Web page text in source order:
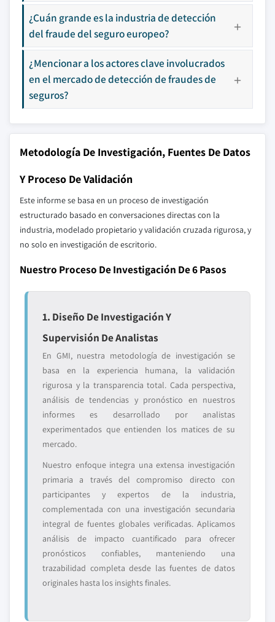
¿Cuán grande es la industria de detección
del fraude del seguro europeo?
¿Mencionar a los actores clave involucrados
en el mercado de detección de fraudes de
seguros?
Metodología De Investigación, Fuentes De Datos
Y Proceso De Validación
Este informe se basa en un proceso de investigación
estructurado basado en conversaciones directas con la
industria, modelado propietario y validación cruzada rigurosa, y
no solo en investigación de escritorio.
Nuestro Proceso De Investigación De 6 Pasos
1. Diseño De Investigación Y
Supervisión De Analistas
En GMI, nuestra metodología de investigación se
basa en la experiencia humana, la validación
rigurosa y la transparencia total. Cada perspectiva,
análisis de tendencias y pronóstico en nuestros
informes es desarrollado por analistas
experimentados que entienden los matices de su
mercado.
Nuestro enfoque integra una extensa investigación
primaria a través del compromiso directo con
participantes y expertos de la industria,
complementada con una investigación secundaria
integral de fuentes globales verificadas. Aplicamos
análisis de impacto cuantificado para ofrecer
pronósticos confiables, manteniendo una
trazabilidad completa desde las fuentes de datos
originales hasta los insights finales.